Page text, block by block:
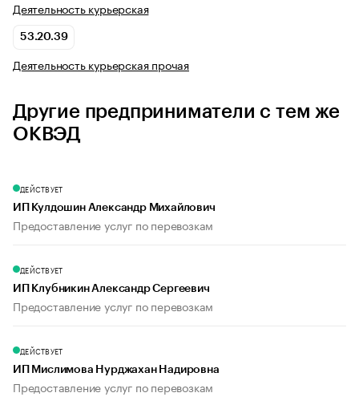
Деятельность курьерская
53.20.39
Деятельность курьерская прочая
Другие предприниматели с тем же
ОКВЭД
ДЕЙСТВУЕТ
ИП Кулдошин Александр Михайлович
Предоставление услуг по перевозкам
ДЕЙСТВУЕТ
ИП Клубникин Александр Сергеевич
Предоставление услуг по перевозкам
ДЕЙСТВУЕТ
ИП Мислимова Нурджахан Надировна
Предоставление услуг по перевозкам